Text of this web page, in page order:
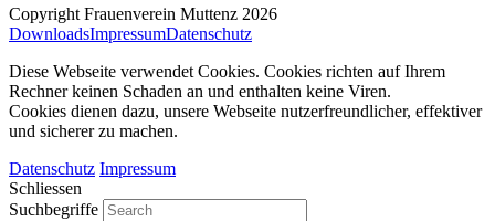
Copyright Frauenverein Muttenz 2026
DownloadsImpressumDatenschutz
Diese Webseite verwendet Cookies. Cookies richten auf Ihrem
Rechner keinen Schaden an und enthalten keine Viren.
Cookies dienen dazu, unsere Webseite nutzerfreundlicher, effektiver
und sicherer zu machen.
Datenschutz Impressum
Schliessen
Suchbegriffe